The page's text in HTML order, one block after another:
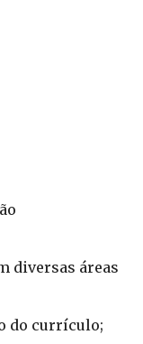
diversas áreas
do currículo;